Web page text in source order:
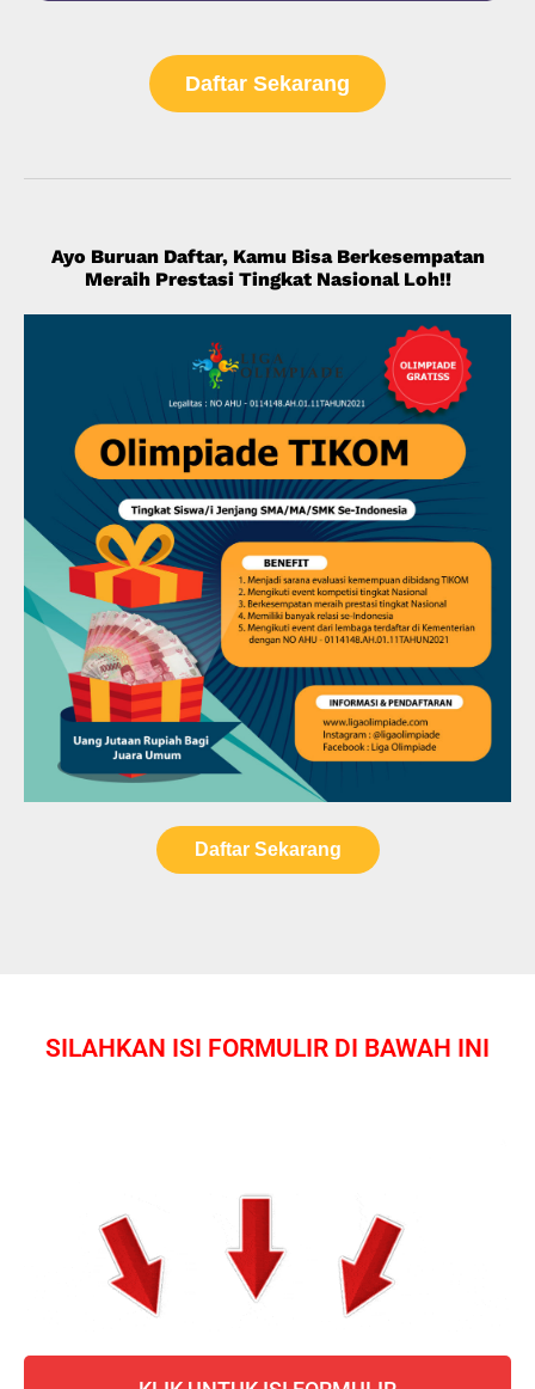
Daftar Sekarang
Ayo Buruan Daftar, Kamu Bisa Berkesempatan
Meraih Prestasi Tingkat Nasional Loh!!
Daftar Sekarang
SILAHKAN ISI FORMULIR DI BAWAH INI